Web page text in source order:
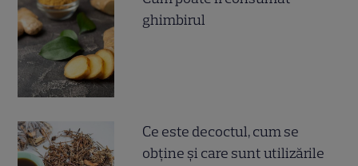
ghimbirul
Ce este decoctul, cum se
obţine şi care sunt utilizările